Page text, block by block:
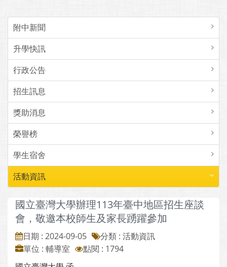
附中新聞
升學快訊
行政公告
招生訊息
獎助消息
榮譽榜
學生宿舍
活動資訊
國立臺灣大學辦理113年臺中地區招生座談
會，敬邀本校師生及家長踴躍參加
日期 : 2024-09-05
分類 : 活動資訊
單位 : 輔導室
點閱 : 1794